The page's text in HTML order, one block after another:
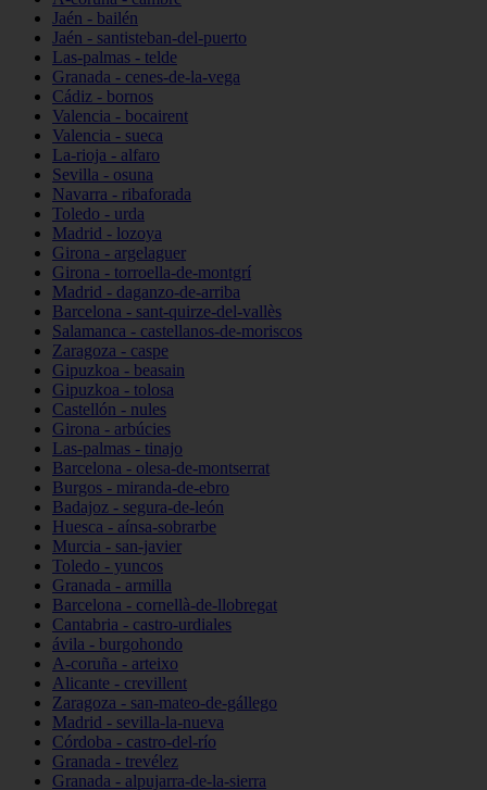
Jaén - bailén
Jaén - santisteban-del-puerto
Las-palmas - telde
Granada - cenes-de-la-vega
Cádiz - bornos
Valencia - bocairent
Valencia - sueca
La-rioja - alfaro
Sevilla - osuna
Navarra - ribaforada
Toledo - urda
Madrid - lozoya
Girona - argelaguer
Girona - torroella-de-montgrí
Madrid - daganzo-de-arriba
Barcelona - sant-quirze-del-vallès
Salamanca - castellanos-de-moriscos
Zaragoza - caspe
Gipuzkoa - beasain
Gipuzkoa - tolosa
Castellón - nules
Girona - arbúcies
Las-palmas - tinajo
Barcelona - olesa-de-montserrat
Burgos - miranda-de-ebro
Badajoz - segura-de-león
Huesca - aínsa-sobrarbe
Murcia - san-javier
Toledo - yuncos
Granada - armilla
Barcelona - cornellà-de-llobregat
Cantabria - castro-urdiales
ávila - burgohondo
A-coruña - arteixo
Alicante - crevillent
Zaragoza - san-mateo-de-gállego
Madrid - sevilla-la-nueva
Córdoba - castro-del-río
Granada - trevélez
Granada - alpujarra-de-la-sierra